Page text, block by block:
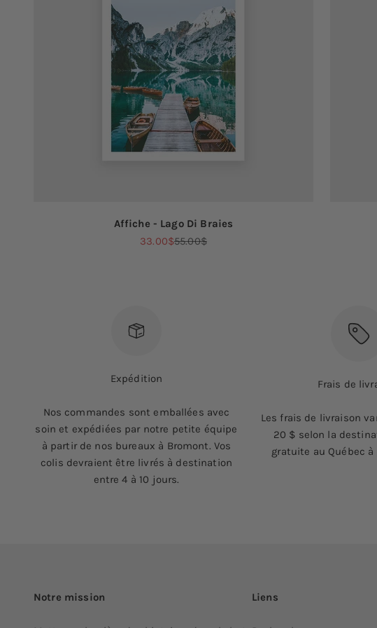
Affiche - Lago Di Braies
Prix de vente
33.00$Prix normal
55.00$
Expédition
Nos commandes sont emballées avec
soin et expédiées par notre petite équipe
à partir de nos bureaux à Bromont. Vos
colis devraient être livrés à destination
entre 4 à 10 jours.
Frais de
Les frais de livraison
20 $ selon la
gratuite au Québec à
Notre mission Liens